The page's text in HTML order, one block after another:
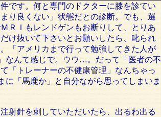
です。何と専門のドクターに膝を診てい
り良くない」状態だとの診断。でも、選
ＲＩもレンドゲンもお断りして、とりあ
け抜いて下さいとお願いしたら、叱られ
「アメリカまで行って勉強してきた人が
なんて感じで。ウウ…。だって「医者の不
「トレーナーの不健康管理」なんちゃっ
に「馬鹿か」と自分ながら思ってしまいま
射針を刺していただいたら、出るわ出る